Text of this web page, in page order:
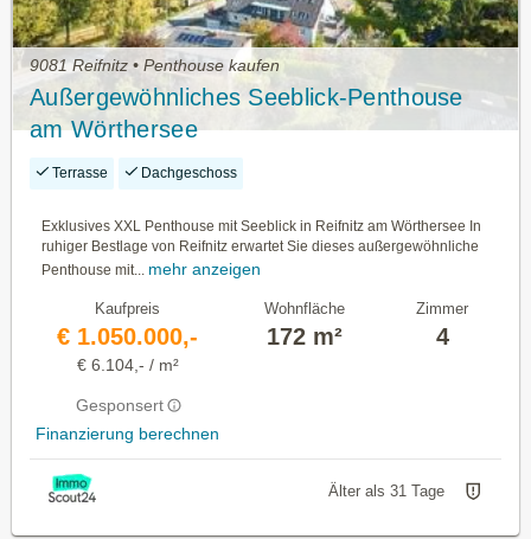
9081 Reifnitz • Penthouse kaufen
Außergewöhnliches Seeblick-Penthouse
am Wörthersee
Terrasse Dachgeschoss
Exklusives XXL Penthouse mit Seeblick in Reifnitz am Wörthersee In
ruhiger Bestlage von Reifnitz erwartet Sie dieses außergewöhnliche
Penthouse mit...
mehr anzeigen
Kaufpreis
€ 1.050.000,-
€ 6.104,- / m²
Gesponsert
Finanzierung berechnen
Wohnfläche
172 m²
Zimmer
4
Älter als 31 Tage